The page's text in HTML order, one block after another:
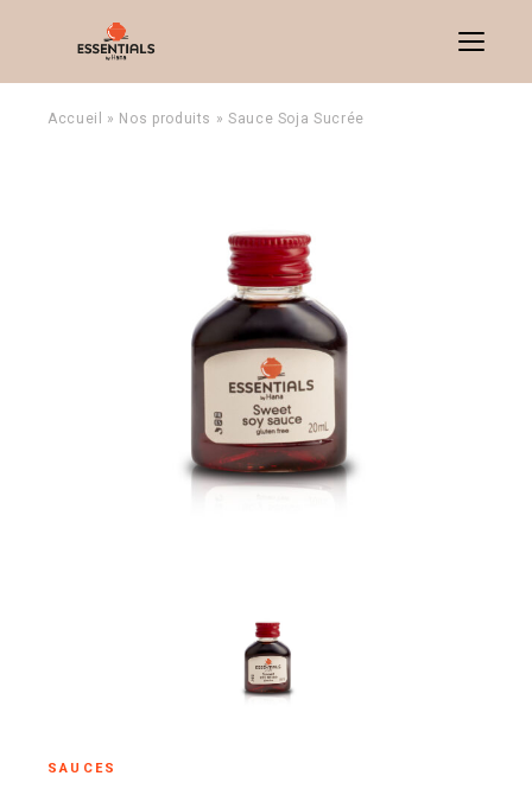
Menu
Accueil » Nos produits »Sauce Soja Sucrée
SAUCES